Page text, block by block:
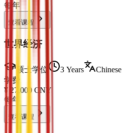
每年
查看课程
世界经济
硕士学位 3 Years
Chinese
学费
¥ 27,000 CNY
每年
查看课程